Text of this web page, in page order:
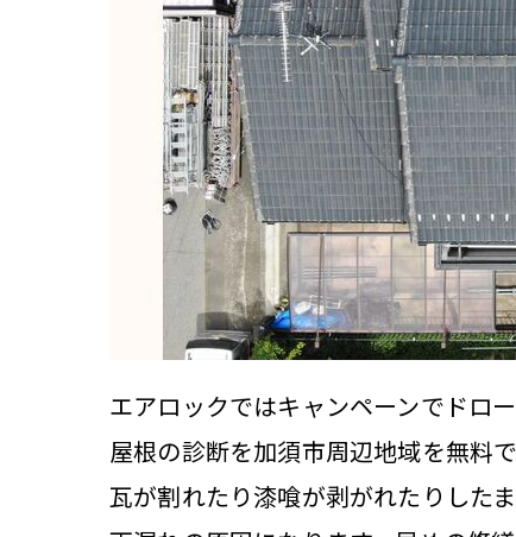
エアロックではキャンペーンでドロ
屋根の診断を加須市周辺地域を無料で
瓦が割れたり漆喰が剥がれたりした